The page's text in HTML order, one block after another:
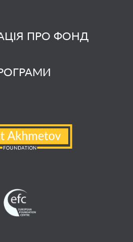
ПРО ФОНД